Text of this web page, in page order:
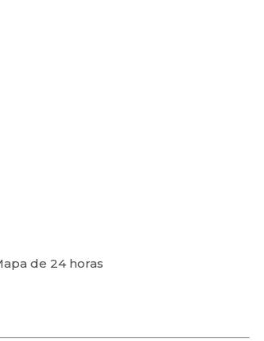
de 24 horas